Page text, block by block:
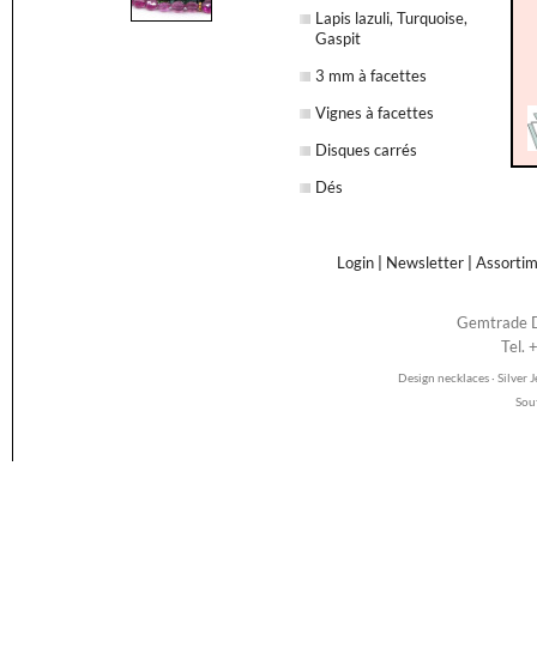
Lapis lazuli, Turquoise,
Gaspit
3 mm à facettes
Vignes à facettes
Disques carrés
Dés
Login Newsletter
Gemtrade
Tel.
Design necklaces · Silver